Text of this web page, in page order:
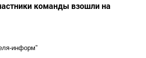
команды взошли на
информ”